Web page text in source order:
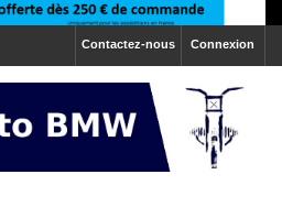
Connexion
Contactez-nous